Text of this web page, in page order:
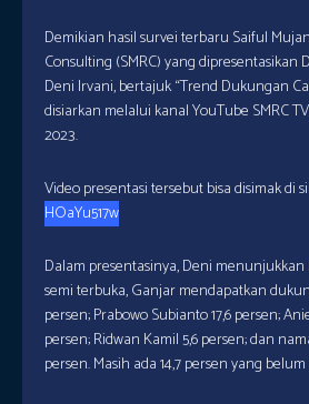
Demikian hasil survei terbaru Saiful
Consulting (SMRC) yang dipresentasikan
Deni Irvani, bertajuk “Trend Dukungan
disiarkan melalui kanal YouTube SMRC
2023.
Video presentasi tersebut bisa disimak di
HOaYu517w
Dalam presentasinya, Deni
semi terbuka, Ganjar mendapatkan
persen; Prabowo Subianto 17,6 persen;
persen; Ridwan Kamil 5,6 persen; dan
persen. Masih ada 14,7 persen yang